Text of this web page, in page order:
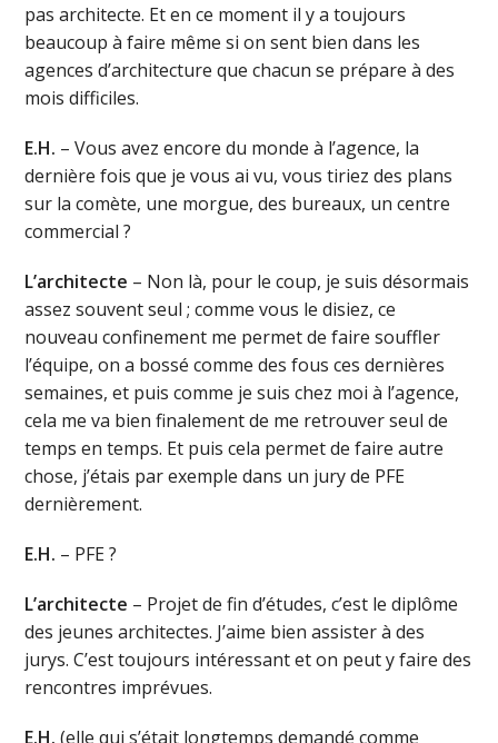
pas architecte. Et en ce moment il y a toujours
beaucoup à faire même si on sent bien dans les
agences d’architecture que chacun se prépare à des
mois difficiles.
E.H. – Vous avez encore du monde à l’agence, la
dernière fois que je vous ai vu, vous tiriez des plans
sur la comète, une morgue, des bureaux, un centre
commercial ?
L’architecte – Non là, pour le coup, je suis désormais
assez souvent seul ; comme vous le disiez, ce
nouveau confinement me permet de faire souffler
l’équipe, on a bossé comme des fous ces dernières
semaines, et puis comme je suis chez moi à l’agence,
cela me va bien finalement de me retrouver seul de
temps en temps. Et puis cela permet de faire autre
chose, j’étais par exemple dans un jury de PFE
dernièrement.
E.H. – PFE ?
L’architecte – Projet de fin d’études, c’est le diplôme
des jeunes architectes. J’aime bien assister à des
jurys. C’est toujours intéressant et on peut y faire des
rencontres imprévues.
E.H. (elle qui s’était longtemps demandé comme